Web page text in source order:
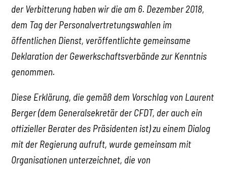
der Verbitterung haben wir die am 6. Dezember 2018,
dem Tag der Personalvertretungswahlen im
öffentlichen Dienst, veröffentlichte gemeinsame
Deklaration der Gewerkschaftsverbände zur Kenntnis
genommen.
Diese Erklärung, die gemäß dem Vorschlag von Laurent
Berger (dem Generalsekretär der CFDT, der auch ein
offizieller Berater des Präsidenten ist) zu einem Dialog
mit der Regierung aufruft, wurde gemeinsam mit
Organisationen unterzeichnet, die von